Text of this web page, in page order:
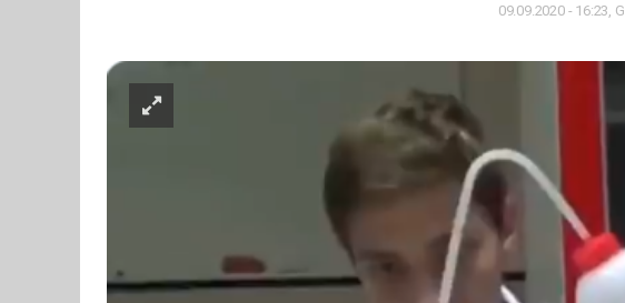
09.09.2020 - 16:23,